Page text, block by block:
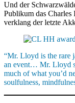
Und der
Publikum das
verklang der letzte
“Mr. Lloyd is the rare
an event… Mr. Lloyd
much of what you’d
soulfulness,